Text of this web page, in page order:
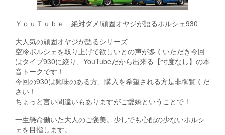
ＹｏｕＴｕｂｅ 絶対ダメ!頑固オヤジが語るポルシェ930
大人気の頑固オヤジが語るシリーズ
空冷ポルシェを取り上げて欲しいとの声が多くいただき今回
はタイプ930に絞り、YouTubeだから出来る【忖度なし】の本
音トークです！
今回の930は興味のある方、購入を希望される方是非御覧くだ
さい！
ちょっと言い間違いもありますがご愛嬌ということで！
一生懸命働いた大人のご褒美。少しでも心配の少ないポルシ
ェを目指します。